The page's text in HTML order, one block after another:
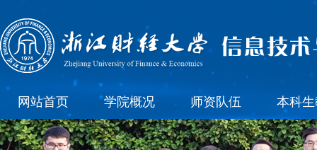
网站首页 学院概况 师资队伍 本科